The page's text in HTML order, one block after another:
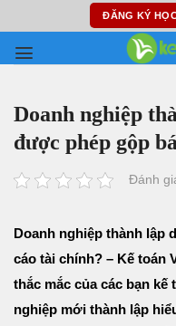
content
ĐĂNG KÝ
Doanh nghiệp
được phép gộp
Đánh
Doanh nghiệp thành lập
cáo tài chính? – Kế toán
thắc mắc của các bạn
nghiệp mới thành lập